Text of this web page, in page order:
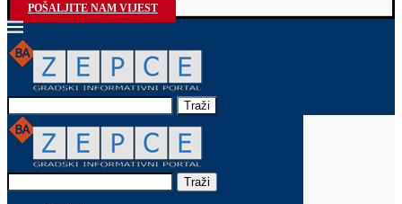
POŠALJITE NAM VIJEST
Traži
Traži